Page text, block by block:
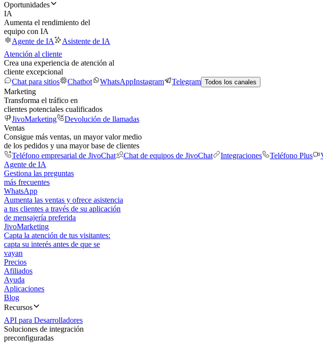
Oportunidades
IA
Aumenta el rendimiento del
equipo con IA
Agente de IA
Asistente de IA
Atención al cliente
Crea una experiencia de atención al
cliente excepcional
Chat para sitios
Chatbot WhatsAppInstagram Telegram Todos los canales
Marketing
Transforma el tráfico en
clientes potenciales cualificados
JivoMarketing
Devolución de llamadas
Ventas
Consigue más ventas, un mayor valor medio
de los pedidos y una mayor base de clientes
Teléfono empresarial de JivoChat
Chat de equipos de JivoChat Integraciones Teléfono Plus
Agente de IA
Gestiona las preguntas
más frecuentes
WhatsApp
Aumenta las ventas y ofrece asistencia
a tus clientes a través de su aplicación
de mensajería preferida
JivoMarketing
Capta la atención de tus visitantes:
capta su interés antes de que se
vayan
Precios
Afiliados
Ayuda
Aplicaciones
Blog
Recursos
API para Desarrolladores
Soluciones de integración
preconfiguradas